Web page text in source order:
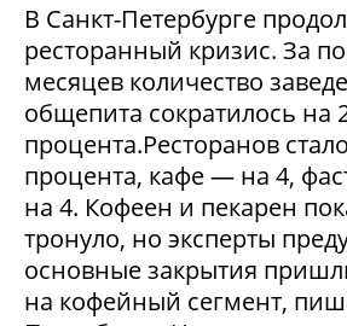
В Санкт-Петербурге
ресторанный кризис. За
месяцев количество
общепита сократилось на
процента.Ресторанов
процента, кафе — на 4,
на 4. Кофеен и пекарен
тронуло, но эксперты
основные закрытия
на кофейный сегмент,